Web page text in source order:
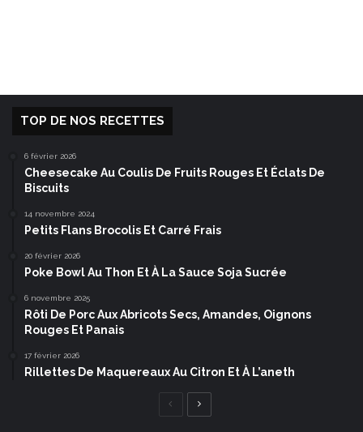
TOP DE NOS RECETTES
6 février 2026
Cheesecake Au Coulis De Fruits Rouges Et Éclats De
Biscuits
14 novembre 2024
Petits Flans Brocolis Et Carré Frais
20 février 2026
Poke Bowl Au Thon Et À La Sauce Soja Sucrée
6 novembre 2025
Rôti De Porc Aux Abricots Secs, Amandes, Oignons
Rouges Et Panais
17 février 2026
Rillettes De Maquereaux Au Citron Et À L’aneth
Page